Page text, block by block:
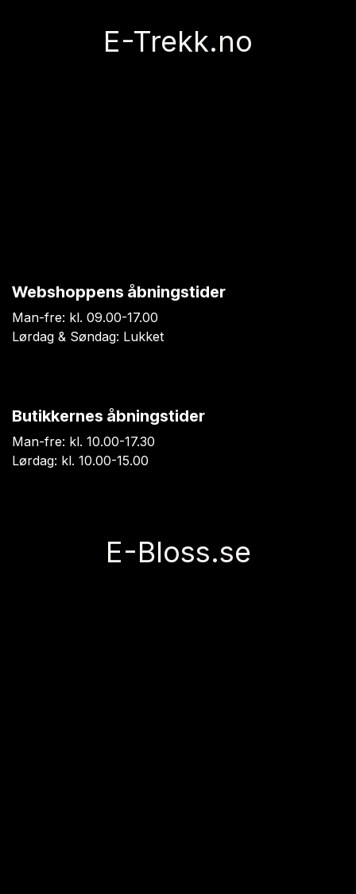
E-Trekk.no
Webshoppens åbningstider
Man-fre: kl. 09.00-17.00
Lørdag & Søndag: Lukket
Butikkernes åbningstider
Man-fre: kl. 10.00-17.30
Lørdag: kl. 10.00-15.00
E-Bloss.se